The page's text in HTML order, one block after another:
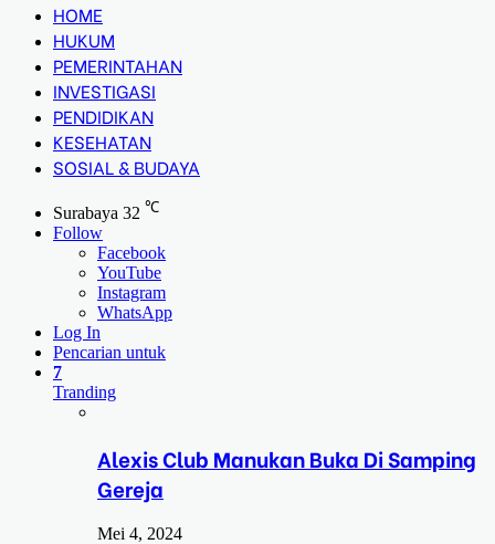
HOME
HUKUM
PEMERINTAHAN
INVESTIGASI
PENDIDIKAN
KESEHATAN
SOSIAL & BUDAYA
Surabaya 32 ℃
Follow
Facebook
YouTube
Instagram
WhatsApp
Log In
Pencarian untuk
7
Tranding
Alexis Club Manukan Buka Di Samping
Gereja
Mei 4, 2024